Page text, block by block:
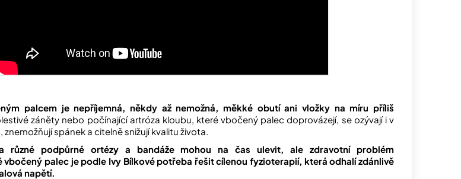
palcem je nepříjemná, někdy až nemožná, měkké obutí ani vložky na míru příliš
záněty nebo počínající artróza kloubu, které vbočený palec doprovázejí, se ozývají i v
znemožňují spánek a citelně snižují kvalitu života.
různé podpůrné ortézy a bandáže mohou na čas ulevit, ale zdravotní problém
vbočený palec je podle Ivy Bílkové potřeba řešit cílenou fyzioterapií, která odhalí zdánlivě
napětí.